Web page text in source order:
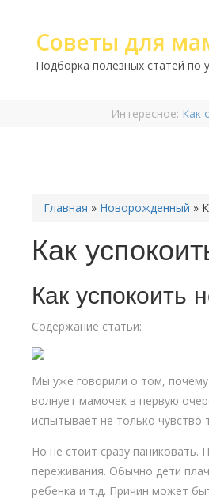
Советы для
Подборка полезных статей по
Интересное: Как
Главная » Новорожденный »
Как
Как успокоить
Содержание статьи:
Мы уже говорили о том,
волнует мамочек в первую
испытывает не только
Но не стоит сразу
переживания. Обычно дети
ребенка и т.д. Причин может